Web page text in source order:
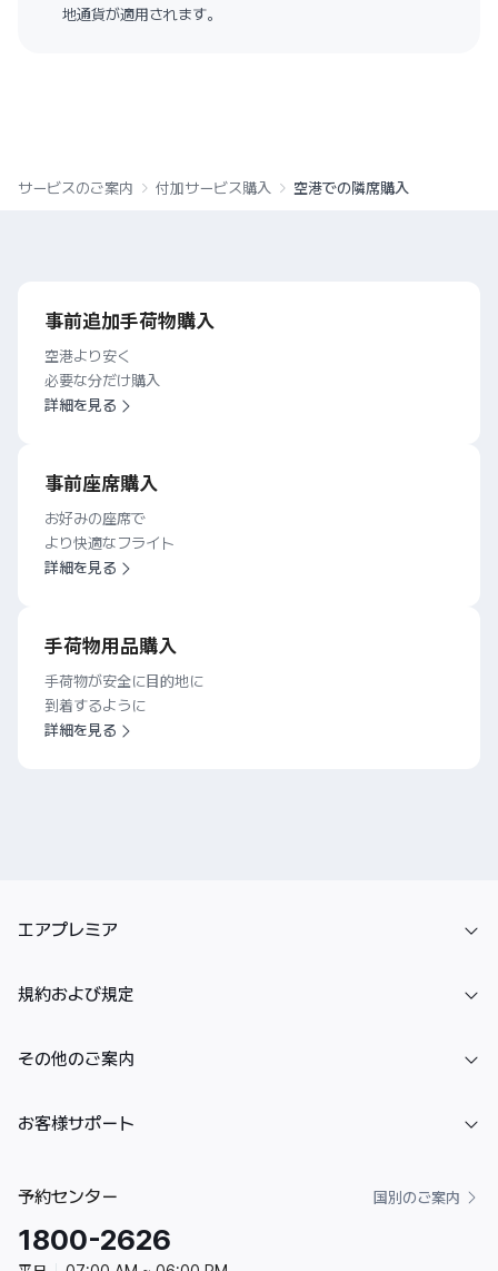
地通貨が適用されます。
サービスのご案内 付加サービス購入 空港での隣席購入
事前追加手荷物購入
空港より安く
必要な分だけ購入
詳細を見る
事前座席購入
お好みの座席で
より快適なフライト
詳細を見る
手荷物用品購入
手荷物が安全に目的地に
到着するように
詳細を見る
エアプレミア
規約および規定
その他のご案内
お客様サポート
予約センター 国別のご案内
1800-2626